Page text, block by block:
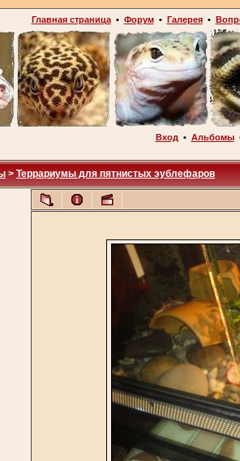
Главная страница• Форум• Галерея•
Вход • Альбомы
> Террариумы для пятнистых эублефаров